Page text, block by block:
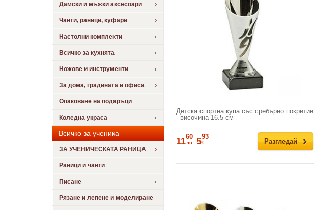
Дамски и мъжки аксесоари
Чанти, раници, куфари
Настолни комплекти
Всичко за кухнята
Ножове и инструменти
За дома, градината и офиса
Опаковане на подаръци
Коледна украса
Всичко за ученика
ЗА УЧЕНИЧЕСКАТА РАНИЦА
Раници и чанти
Писане
Рязане и лепене и моделиране
Детска спортна купа със сребърно покритие
- височина 16.5 см
Разгледай
1160
лв 593
€